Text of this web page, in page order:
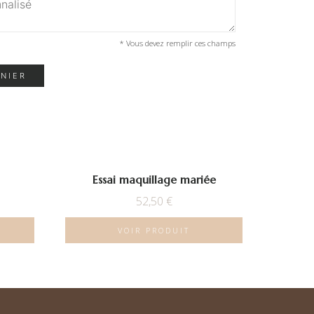
* Vous devez remplir ces champs
Essai maquillage mariée
52,50 €
VOIR PRODUIT